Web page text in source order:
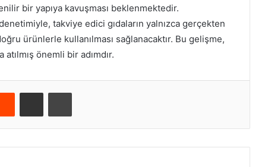
bir yapıya kavuşması beklenmektedir.
takviye edici gıdaların yalnızca gerçekten
ürünlerle kullanılması sağlanacaktır. Bu gelişme,
önemli bir adımdır.